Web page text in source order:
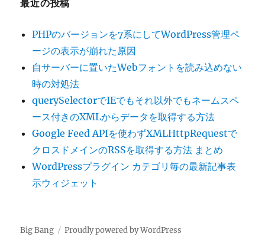
ン
最近の投稿
PHPのバージョンを7系にしてWordPress管理ペ
ージの表示が崩れた原因
自サーバーに置いたWebフォントを読み込めない
時の対処法
querySelectorでIEでもそれ以外でもネームスペ
ース付きのXMLからデータを取得する方法
Google Feed APIを使わずXMLHttpRequestで
クロスドメインのRSSを取得する方法 まとめ
WordPressプラグイン カテゴリ毎の最新記事表
示ウィジェット
Big Bang Proudly powered by WordPress